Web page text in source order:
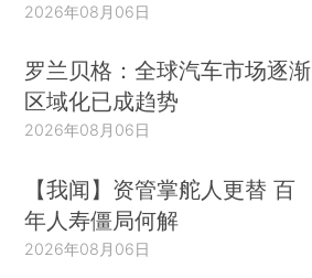
2026年08月06日
罗兰贝格：全球汽车市场逐渐
区域化已成趋势
2026年08月06日
【我闻】资管掌舵人更替 百
年人寿僵局何解
2026年08月06日